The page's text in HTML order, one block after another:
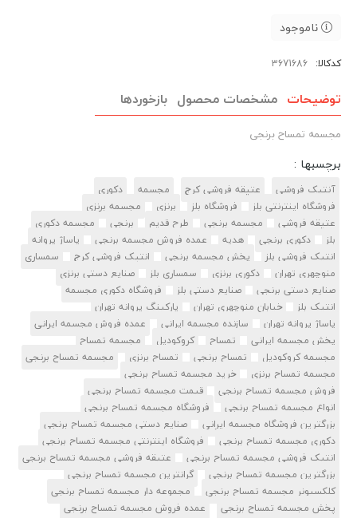
ناموجود
کدکالا:
توضیحات مشخصات محصول بازخوردها
مجسمه تمساح برنجی
برچسبها :
آنتیک فروشی عتیقه فروشی کرج مجسمه
دکوری
فروشگاه اینترنتی بلز
فروشگاه بلز برنزی
مجسمه برنزی
عتیقه فروشی
مجسمه برنجی طرح قدیم برنجی
مجسمه دکوری
بلز
دکوری برنجی هدیه عمده فروش مجسمه برنجی
پاساژ پروانه
انتیک فروشی بلز
پخش مجسمه برنجی انتیک فروشی کرج
سمساری
منوچهری تهران
دکوری برنزی سمساری بلز
صنایع دستی برنزی
صنایع دستی برنجی
صنایع دستی بلز
فروشگاه دکوری مجسمه
انتیک بلز
خیابان منوچهری تهران
پارکینگ پروانه تهران
پاساژ پروانه تهران
سازنده مجسمه ایرانی
عمده فروش مجسمه ایرانی
پخش مجسمه ایرانی
تمساح کروکودیل
مجسمه تمساح
مجسمه کروکودیل
تمساح برنجی تمساح برنزی
مجسمه تمساح برنجی
مجسمه تمساح برنزی
خرید مجسمه تمساح برنجی
فروش مجسمه تمساح برنجی
قیمت مجسمه تمساح برنجی
انواع مجسمه تمساح برنجی
فروشگاه مجسمه تمساح برنجی
بزرگترین فروشگاه مجسمه ایرانی
صنایع دستی مجسمه تمساح برنجی
دکوری مجسمه تمساح برنجی
فروشگاه اینترنتی مجسمه تمساح برنجی
انتیک فروشی مجسمه تمساح برنجی
عتیقه فروشی مجسمه تمساح برنجی
بزرگترین مجسمه تمساح برنجی
گرانترین مجسمه تمساح برنجی
کلکسیونر مجسمه تمساح برنجی
مجموعه دار مجسمه تمساح برنجی
پخش مجسمه تمساح برنجی
عمده فروش مجسمه تمساح برنجی